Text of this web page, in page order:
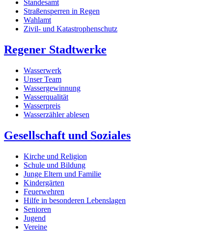
Standesamt
Straßensperren in Regen
Wahlamt
Zivil- und Katastrophenschutz
Regener Stadtwerke
Wasserwerk
Unser Team
Wassergewinnung
Wasserqualität
Wasserpreis
Wasserzähler ablesen
Gesellschaft und Soziales
Kirche und Religion
Schule und Bildung
Junge Eltern und Familie
Kindergärten
Feuerwehren
Hilfe in besonderen Lebenslagen
Senioren
Jugend
Vereine